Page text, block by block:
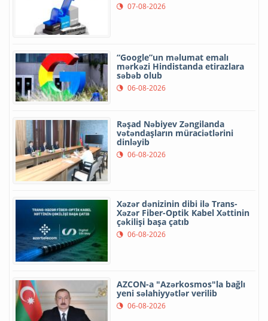
07-08-2026
“Google”un məlumat emalı
mərkəzi Hindistanda etirazlara
səbəb olub
06-08-2026
Rəşad Nəbiyev Zəngilanda
vətəndaşların müraciətlərini
dinləyib
06-08-2026
Xəzər dənizinin dibi ilə Trans-
Xəzər Fiber-Optik Kabel Xəttinin
çəkilişi başa çatıb
06-08-2026
AZCON-a "Azərkosmos"la bağlı
yeni səlahiyyətlər verilib
06-08-2026